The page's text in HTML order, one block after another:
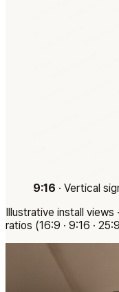
9:16 · Vertical
Illustrative install
ratios (16:9 · 9:16 ·